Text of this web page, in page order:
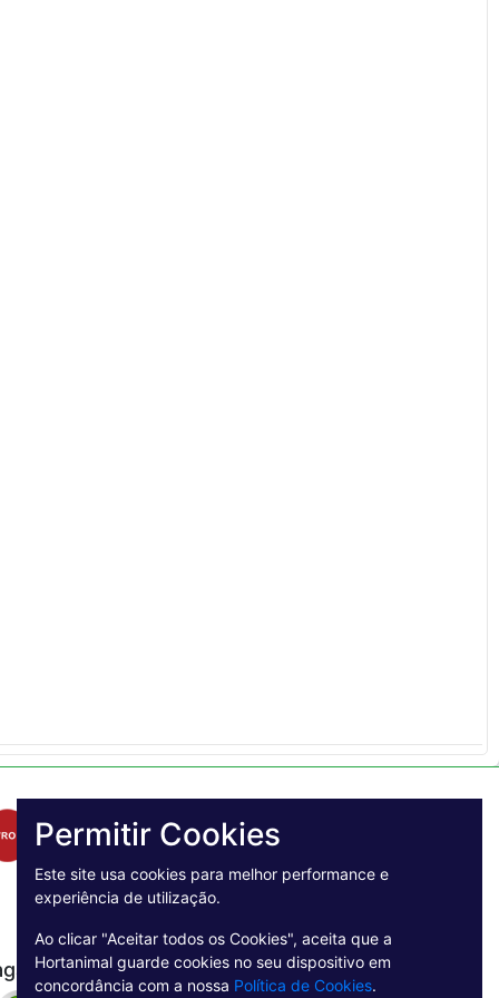
Seguro
Permitir Cookies
Este site usa cookies para melhor performance e
experiência de utilização.
Ao clicar "Aceitar todos os Cookies", aceita que a
Hortanimal guarde cookies no seu dispositivo em
concordância com a nossa Política de Cookies.